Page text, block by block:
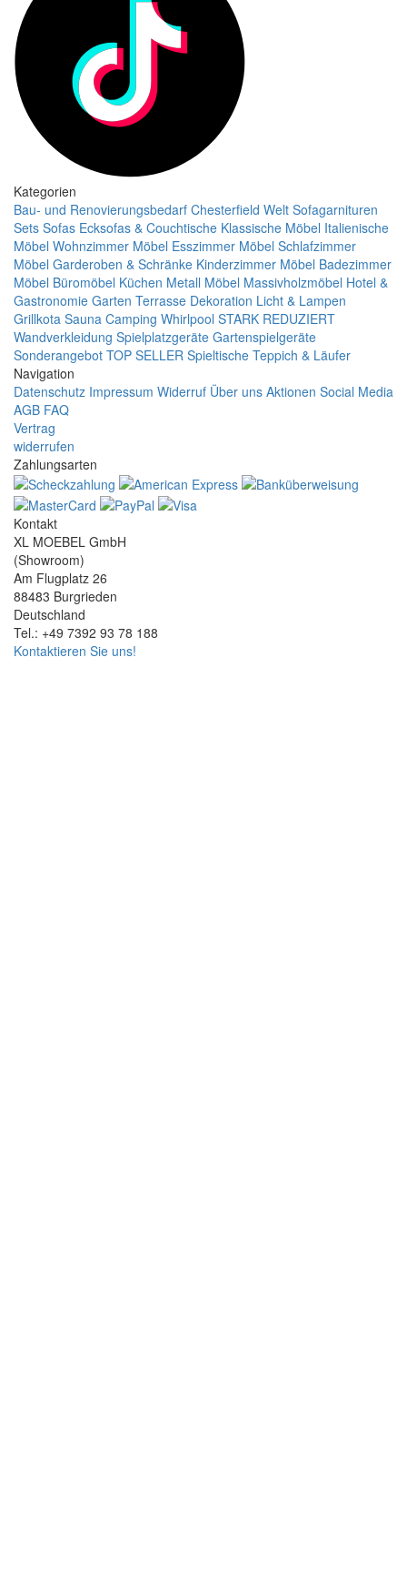
Kategorien
Bau- und Renovierungsbedarf Chesterfield Welt Sofagarnituren
Sets Sofas Ecksofas & Couchtische Klassische Möbel Italienische
Möbel Wohnzimmer Möbel Esszimmer Möbel Schlafzimmer
Möbel Garderoben & Schränke Kinderzimmer Möbel Badezimmer
Möbel Büromöbel Küchen Metall Möbel Massivholzmöbel Hotel &
Gastronomie Garten Terrasse Dekoration Licht & Lampen
Grillkota Sauna Camping Whirlpool STARK REDUZIERT
Wandverkleidung Spielplatzgeräte Gartenspielgeräte
Sonderangebot TOP SELLER Spieltische Teppich & Läufer
Navigation
Datenschutz Impressum Widerruf Über uns Aktionen Social Media
AGB FAQ
Vertrag
widerrufen
Zahlungsarten
Kontakt
XL MOEBEL GmbH
(Showroom)
Am Flugplatz 26
88483 Burgrieden
Deutschland
Tel.: +49 7392 93 78 188
Kontaktieren Sie uns!